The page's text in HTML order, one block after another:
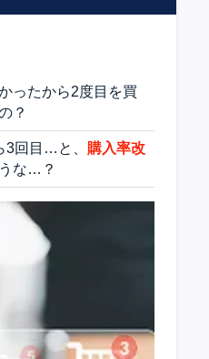
ったから2度目を買
？
3回目…と、 購入率改
な…？